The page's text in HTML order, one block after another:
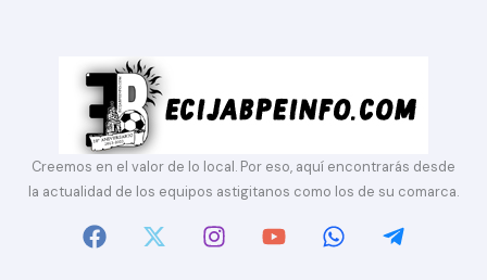
Creemos en el valor de lo local. Por eso, aquí encontrarás desde
la actualidad de los equipos astigitanos como los de su comarca.